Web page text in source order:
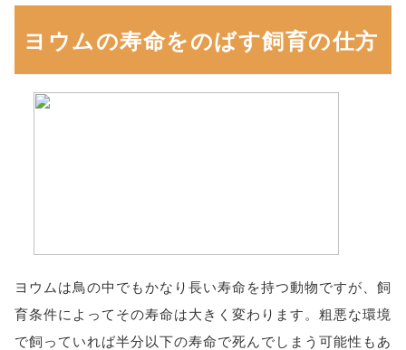
ヨウムの寿命をのばす飼育の仕方
ヨウムは鳥の中でもかなり長い寿命を持つ動物ですが、飼
育条件によってその寿命は大きく変わります。粗悪な環境
で飼っていれば半分以下の寿命で死んでしまう可能性もあ